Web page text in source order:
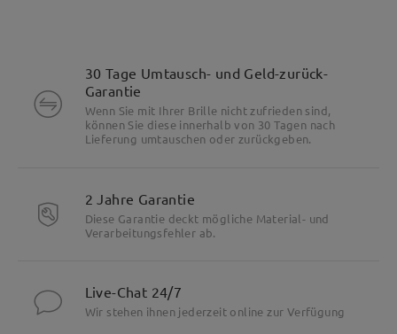
30 Tage Umtausch- und Geld-zurück-
Garantie
Wenn Sie mit Ihrer Brille nicht zufrieden sind,
können Sie diese innerhalb von 30 Tagen nach
Lieferung umtauschen oder zurückgeben.
2 Jahre Garantie
Diese Garantie deckt mögliche Material- und
Verarbeitungsfehler ab.
Live-Chat 24/7
Wir stehen ihnen jederzeit online zur Verfügung